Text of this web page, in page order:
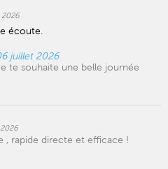
écoute.
juillet 2026
te souhaite une belle journée
, rapide directe et efficace !